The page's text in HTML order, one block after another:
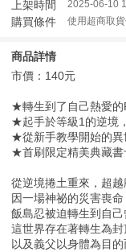
上架時間 2025-06-10
購買條件 使用超商取
商品詳情
市價：140元
★轉生到了自己熱愛的
★起手於等級1的逆境
★從新手教學開始的異
★首刷限定精美典藏書
從逆境捲土重來，超
因一場神祕的災害喪命
飯島忍被迫轉生到自己
這世界存在著轉生為
以及義父以身體為目的